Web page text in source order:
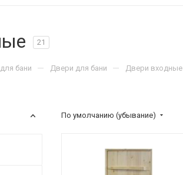
21
бани — Двери для бани — Двери входные
По умолчанию (убывание)